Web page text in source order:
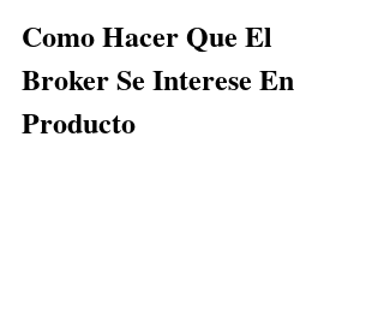
Como Hacer Que El
Broker Se Interese En
Producto